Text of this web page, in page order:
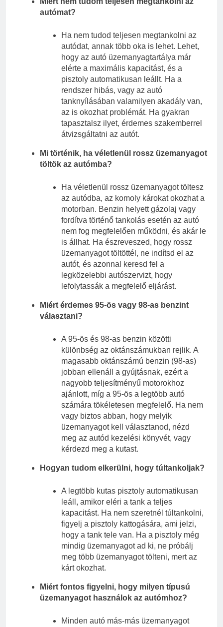
autómat?
Ha nem tudod teljesen megtankolni az
autódat, annak több oka is lehet. Lehet,
hogy az autó üzemanyagtartálya már
elérte a maximális kapacitást, és a
pisztoly automatikusan leállt. Ha a
rendszer hibás, vagy az autó
tanknyílásában valamilyen akadály van,
az is okozhat problémát. Ha gyakran
tapasztalsz ilyet, érdemes szakemberrel
átvizsgáltatni az autót.
Mi történik, ha véletlenül rossz üzemanyagot
töltök az autómba?
Ha véletlenül rossz üzemanyagot töltesz
az autódba, az komoly károkat okozhat a
motorban. Benzin helyett gázolaj vagy
fordítva történő tankolás esetén az autó
nem fog megfelelően működni, és akár le
is állhat. Ha észreveszed, hogy rossz
üzemanyagot töltöttél, ne indítsd el az
autót, és azonnal keresd fel a
legközelebbi autószervizt, hogy
lefolytassák a megfelelő eljárást.
Miért érdemes 95-ös vagy 98-as benzint
választani?
A 95-ös és 98-as benzin közötti
különbség az oktánszámukban rejlik. A
magasabb oktánszámú benzin (98-as)
jobban ellenáll a gyújtásnak, ezért a
nagyobb teljesítményű motorokhoz
ajánlott, míg a 95-ös a legtöbb autó
számára tökéletesen megfelelő. Ha nem
vagy biztos abban, hogy melyik
üzemanyagot kell választanod, nézd
meg az autód kezelési könyvét, vagy
kérdezd meg a kutast.
Hogyan tudom elkerülni, hogy túltankoljak?
A legtöbb kutas pisztoly automatikusan
leáll, amikor eléri a tank a teljes
kapacitást. Ha nem szeretnél túltankolni,
figyelj a pisztoly kattogására, ami jelzi,
hogy a tank tele van. Ha a pisztoly még
mindig üzemanyagot ad ki, ne próbálj
meg több üzemanyagot tölteni, mert az
kárt okozhat.
Miért fontos figyelni, hogy milyen típusú
üzemanyagot használok az autómhoz?
Minden autó más-más üzemanyagot